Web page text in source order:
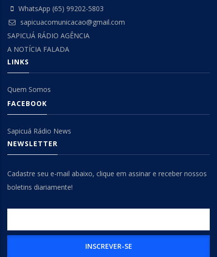
WhatsApp (65) 99202-5803
sapicuacomunicacao@gmail.com
SAPICUÁ RÁDIO AGÊNCIA
A NOTÍCIA FALADA
LINKS
Quem Somos
FACEBOOK
Sapicuá Rádio News
NEWSLETTER
Cadastre seu e-mail abaixo, clique em assinar e receber nossos
boletins diariamente!